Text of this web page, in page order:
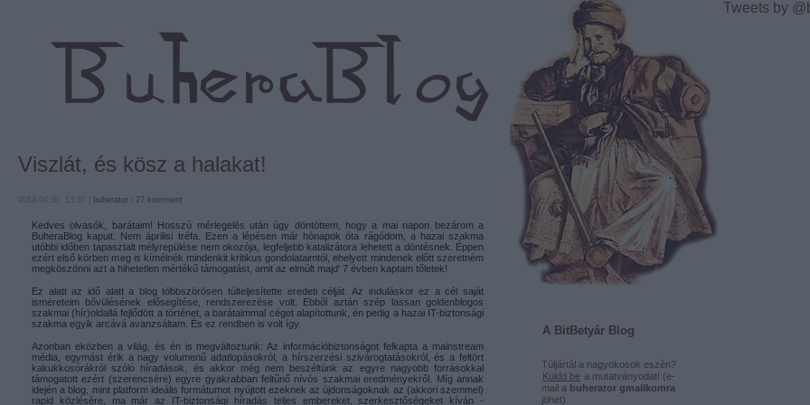
Tweets by
A BitBetyár Blog
Túljártál a nagyokosok eszén?
Küldd be a mutatványodat! (e-
mail a buherator gmailkomra
jöhet)
Viszlát, és kösz a halakat!
buherator 27 komment
Kedves olvasók, barátaim! Hosszú mérlegelés után úgy döntöttem, hogy a mai napon bezárom a
BuheraBlog kapuit. Nem áprilisi tréfa. Ezen a lépésen már hónapok óta rágódom, a hazai szakma
utóbbi időben tapasztalt mélyrepülése nem okozója, legfeljebb katalizátora lehetett a döntésnek. Éppen
ezért első körben meg is kímélnék mindenkit kritikus gondolataimtól, ehelyett mindenek előtt szeretném
megköszönni azt a hihetetlen mértékű támogatást, amit az elmúlt majd' 7 évben kaptam tőletek!
Ez alatt az idő alatt a blog többszörösen túlteljesítette eredeti célját. Az induláskor ez a cél saját
ismereteim bővülésének elősegítése, rendszerezése volt. Ebből aztán szép lassan goldenblogos
szakmai (hír)oldallá fejlődött a történet, a barátaimmal céget alapítottunk, én pedig a hazai IT-biztonsági
szakma egyik arcává avanzsáltam. És ez rendben is volt így.
Azonban eközben a világ, és én is megváltoztunk: Az információbiztonságot felkapta a mainstream
média, egymást érik a nagy volumenű adatlopásokról, a hírszerzési szivárogtatásokról, és a feltört
kakukkosórákról szóló híradások, és akkor még nem beszéltünk az egyre nagyobb forrásokkal
támogatott ezért (szerencsére) egyre gyakrabban feltűnő nívós szakmai eredményekről. Míg annak
idején a blog, mint platform ideális formátumot nyújtott ezeknek az újdonságoknak az (akkori szemmel)
rapid közlésére, ma már az IT-biztonsági híradás teljes embereket, szerkesztőségeket kíván -